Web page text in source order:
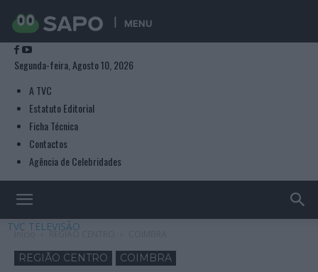
MENU
Segunda-feira, Agosto 10, 2026
A TVC
Estatuto Editorial
Ficha Técnica
Contactos
Agência de Celebridades
TVC TELEVISÃO
Início REGIÃO CENTRO
REGIÃO CENTRO COIMBRA